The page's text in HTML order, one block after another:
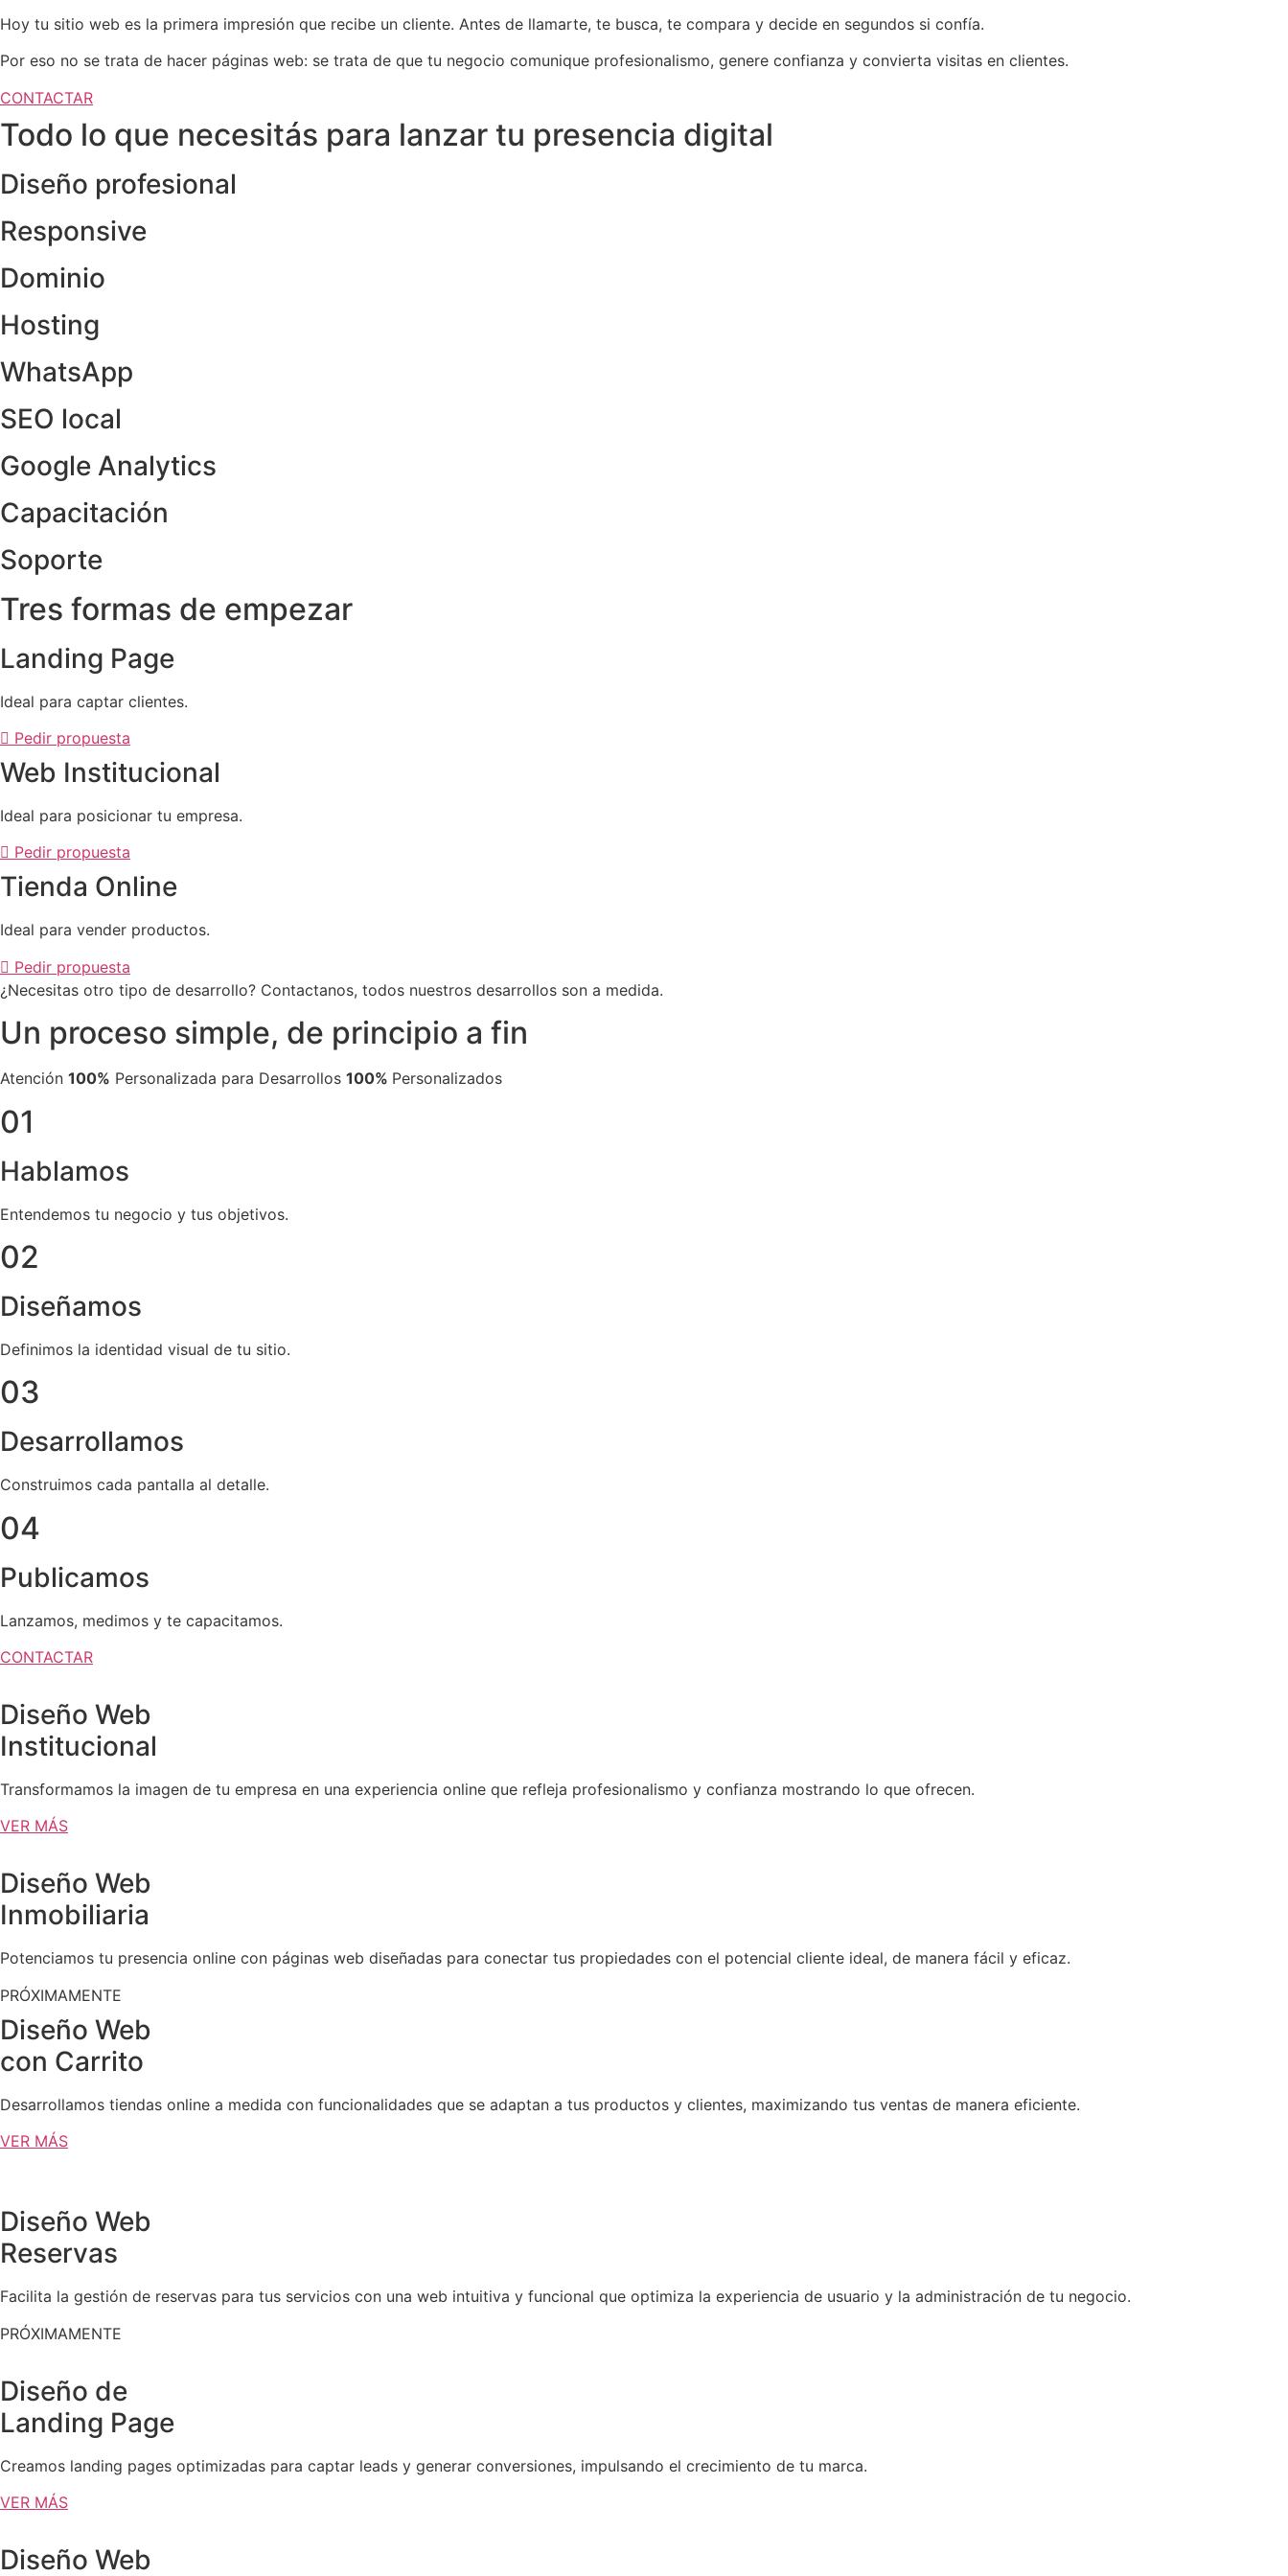
Hoy tu sitio web es la primera impresión que recibe un cliente. Antes de llamarte, te busca, te compara y decide en segundos si confía.
Por eso no se trata de hacer páginas web: se trata de que tu negocio comunique profesionalismo, genere confianza y convierta visitas en clientes.
CONTACTAR
Todo lo que necesitás para lanzar tu presencia digital
Diseño profesional
Responsive
Dominio
Hosting
WhatsApp
SEO local
Google Analytics
Capacitación
Soporte
Tres formas de empezar
Landing Page
Ideal para captar clientes.
Pedir propuesta
Web Institucional
Ideal para posicionar tu empresa.
Pedir propuesta
Tienda Online
Ideal para vender productos.
Pedir propuesta
¿Necesitas otro tipo de desarrollo? Contactanos, todos nuestros desarrollos son a medida.
Un proceso simple, de principio a fin
Atención 100% Personalizada para Desarrollos 100% Personalizados
01
Hablamos
Entendemos tu negocio y tus objetivos.
02
Diseñamos
Definimos la identidad visual de tu sitio.
03
Desarrollamos
Construimos cada pantalla al detalle.
04
Publicamos
Lanzamos, medimos y te capacitamos.
CONTACTAR
Diseño Web
Institucional
Transformamos la imagen de tu empresa en una experiencia online que refleja profesionalismo y confianza mostrando lo que ofrecen.
VER MÁS
Diseño Web
Inmobiliaria
Potenciamos tu presencia online con páginas web diseñadas para conectar tus propiedades con el potencial cliente ideal, de manera fácil y eficaz.
PRÓXIMAMENTE
Diseño Web
con Carrito
Desarrollamos tiendas online a medida con funcionalidades que se adaptan a tus productos y clientes, maximizando tus ventas de manera eficiente.
VER MÁS
Diseño Web
Reservas
Facilita la gestión de reservas para tus servicios con una web intuitiva y funcional que optimiza la experiencia de usuario y la administración de tu negocio.
PRÓXIMAMENTE
Diseño de
Landing Page
Creamos landing pages optimizadas para captar leads y generar conversiones, impulsando el crecimiento de tu marca.
VER MÁS
Diseño Web